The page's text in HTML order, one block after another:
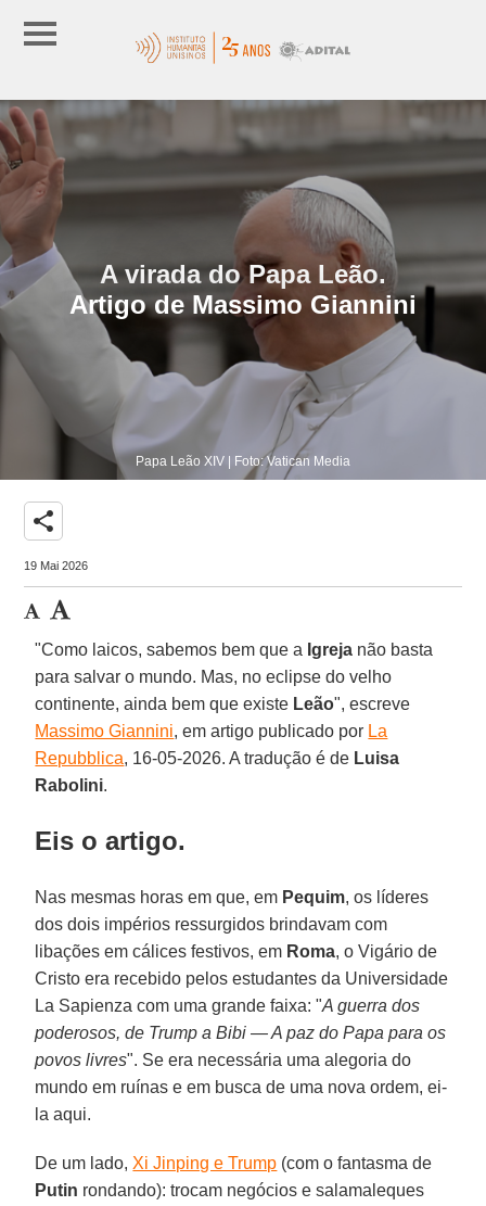
A virada do Papa Leão.
Artigo de Massimo Giannini
Papa Leão XIV | Foto: Vatican Media
share
19 Mai 2026
"Como laicos, sabemos bem que a Igreja não basta
para salvar o mundo. Mas, no eclipse do velho
continente, ainda bem que existe Leão", escreve
Massimo Giannini, em artigo publicado por La
Repubblica, 16-05-2026. A tradução é de Luisa
Rabolini.
Eis o artigo.
Nas mesmas horas em que, em Pequim, os líderes
dos dois impérios ressurgidos brindavam com
libações em cálices festivos, em Roma, o Vigário de
Cristo era recebido pelos estudantes da Universidade
La Sapienza com uma grande faixa: "A guerra dos
poderosos, de Trump a Bibi — A paz do Papa para os
povos livres". Se era necessária uma alegoria do
mundo em ruínas e em busca de uma nova ordem, ei-
la aqui.
De um lado, Xi Jinping e Trump (com o fantasma de
Putin rondando): trocam negócios e salamaleques